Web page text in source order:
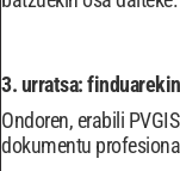
3. urratsa:
Ondoren, erabili
dokumentu